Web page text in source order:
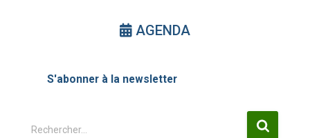
AGENDA
S'abonner à la newsletter
R
Rechercher…